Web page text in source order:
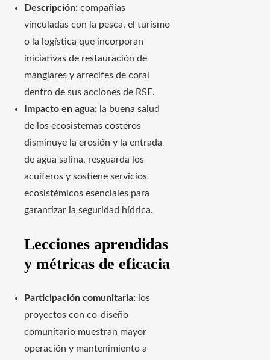
Descripción: compañías
vinculadas con la pesca, el turismo
o la logística que incorporan
iniciativas de restauración de
manglares y arrecifes de coral
dentro de sus acciones de RSE.
Impacto en agua: la buena salud
de los ecosistemas costeros
disminuye la erosión y la entrada
de agua salina, resguarda los
acuíferos y sostiene servicios
ecosistémicos esenciales para
garantizar la seguridad hídrica.
Lecciones aprendidas
y métricas de eficacia
Participación comunitaria: los
proyectos con co‑diseño
comunitario muestran mayor
operación y mantenimiento a